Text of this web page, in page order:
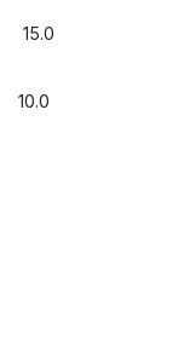
15.0
10.0